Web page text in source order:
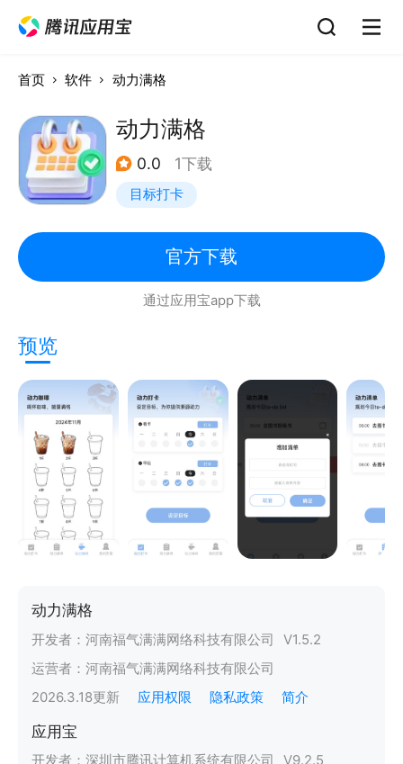
首页 软件 动力满格
动力满格
0.0 1下载
目标打卡
官方下载
通过应用宝app下载
预览
动力满格
开发者： 河南福气满满网络科技有限公司 V1.5.2
运营者： 河南福气满满网络科技有限公司
2026.3.18更新 应用权限 隐私政策 简介
应用宝